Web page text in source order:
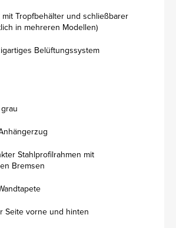
Tropfbehälter und schließbarer
in mehreren Modellen)
Belüftungssystem
Stahlprofilrahmen mit
Bremsen
Seite vorne und hinten